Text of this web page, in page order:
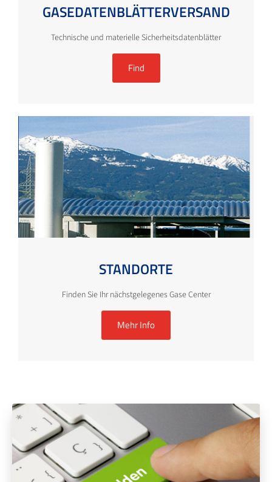
GASEDATENBLÄTTERVERSAND
Technische und materielle Sicherheitsdatenblätter
Find
STANDORTE
Finden Sie Ihr nächstgelegenes Gase Center
Mehr Info